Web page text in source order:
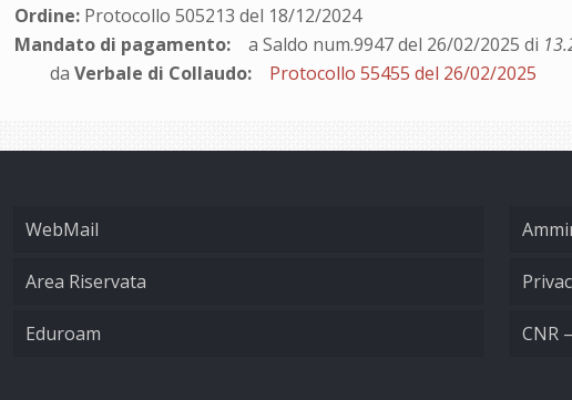
Ordine: Protocollo 505213 del 18/12/2024
Mandato di pagamento: a Saldo num.9947 del 26/02/2025 di
daVerbale di Collaudo: Protocollo 55455 del 26/02/2025
WebMail
Area Riservata
Eduroam CNR